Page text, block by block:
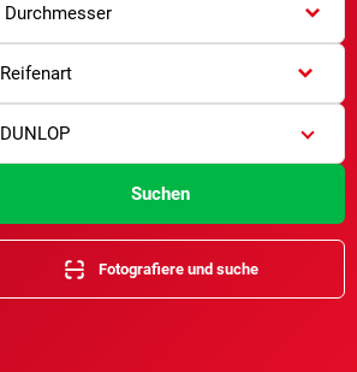
Durchmesser
Reifenart
DUNLOP
Suchen
Fotografiere und suche